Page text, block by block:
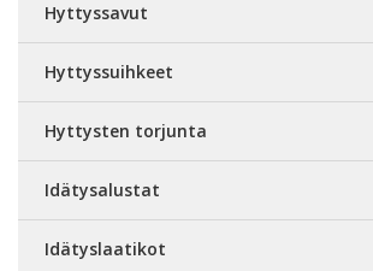
Hyttyssavut
Hyttyssuihkeet
Hyttysten torjunta
Idätysalustat
Idätyslaatikot